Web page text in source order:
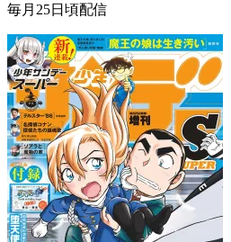
毎月25日頃配信